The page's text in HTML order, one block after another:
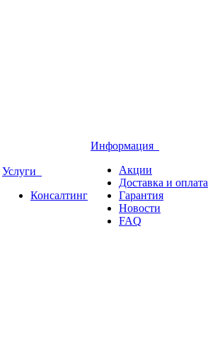
Услуги
Консалтинг
Информация
Акции
Доставка и оплата
Гарантия
Новости
FAQ